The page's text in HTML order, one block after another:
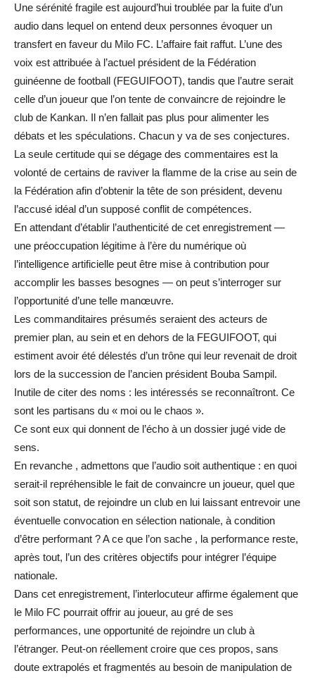
Une sérénité fragile est aujourd’hui troublée par la fuite d’un
audio dans lequel on entend deux personnes évoquer un
transfert en faveur du Milo FC. L’affaire fait raffut. L’une des
voix est attribuée à l’actuel président de la Fédération
guinéenne de football (FEGUIFOOT), tandis que l’autre serait
celle d’un joueur que l’on tente de convaincre de rejoindre le
club de Kankan. Il n’en fallait pas plus pour alimenter les
débats et les spéculations. Chacun y va de ses conjectures.
La seule certitude qui se dégage des commentaires est la
volonté de certains de raviver la flamme de la crise au sein de
la Fédération afin d’obtenir la tête de son président, devenu
l’accusé idéal d’un supposé conflit de compétences.
En attendant d’établir l’authenticité de cet enregistrement —
une préoccupation légitime à l’ère du numérique où
l’intelligence artificielle peut être mise à contribution pour
accomplir les basses besognes — on peut s’interroger sur
l’opportunité d’une telle manœuvre.
Les commanditaires présumés seraient des acteurs de
premier plan, au sein et en dehors de la FEGUIFOOT, qui
estiment avoir été délestés d’un trône qui leur revenait de droit
lors de la succession de l’ancien président Bouba Sampil.
Inutile de citer des noms : les intéressés se reconnaîtront. Ce
sont les partisans du « moi ou le chaos ».
Ce sont eux qui donnent de l’écho à un dossier jugé vide de
sens.
En revanche , admettons que l’audio soit authentique : en quoi
serait-il repréhensible le fait de convaincre un joueur, quel que
soit son statut, de rejoindre un club en lui laissant entrevoir une
éventuelle convocation en sélection nationale, à condition
d’être performant ? A ce que l’on sache , la performance reste,
après tout, l’un des critères objectifs pour intégrer l’équipe
nationale.
Dans cet enregistrement, l’interlocuteur affirme également que
le Milo FC pourrait offrir au joueur, au gré de ses
performances, une opportunité de rejoindre un club à
l’étranger. Peut-on réellement croire que ces propos, sans
doute extrapolés et fragmentés au besoin de manipulation de